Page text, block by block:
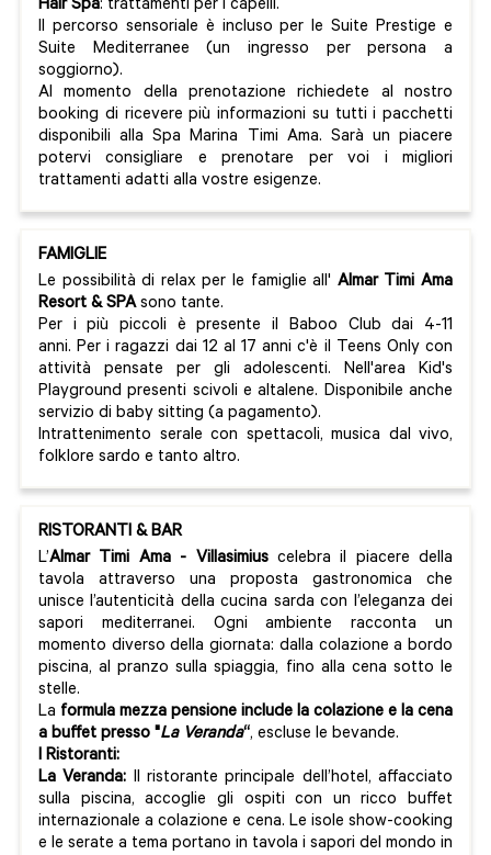
Hair Spa: trattamenti per i capelli.
Il percorso sensoriale è incluso per le Suite Prestige e
Suite Mediterranee (un ingresso per persona a
soggiorno).
Al momento della prenotazione richiedete al nostro
booking di ricevere più informazioni su tutti i pacchetti
disponibili alla Spa Marina Timi Ama. Sarà un piacere
potervi consigliare e prenotare per voi i migliori
trattamenti adatti alla vostre esigenze.
FAMIGLIE
Le possibilità di relax per le famiglie all' Almar Timi Ama
Resort & SPAsono tante.
Per i più piccoli è presente il Baboo Club dai 4-11
anni. Per i ragazzi dai 12 al 17 anni c'è il Teens Only con
attività pensate per gli adolescenti. Nell'area Kid's
Playground presenti scivoli e altalene. Disponibile anche
servizio di baby sitting (a pagamento).
Intrattenimento serale con spettacoli, musica dal vivo,
folklore sardo e tanto altro.
RISTORANTI & BAR
L’Almar Timi Ama - Villasimiuscelebra il piacere della
tavola attraverso una proposta gastronomica che
unisce l’autenticità della cucina sarda con l’eleganza dei
sapori mediterranei. Ogni ambiente racconta un
momento diverso della giornata: dalla colazione a bordo
piscina, al pranzo sulla spiaggia, fino alla cena sotto le
stelle.
La formula mezza pensione include la colazione e la cena
a buffet presso "La Veranda“, escluse le bevande.
I Ristoranti:
La Veranda: Il ristorante principale dell’hotel, affacciato
sulla piscina, accoglie gli ospiti con un ricco buffet
internazionale a colazione e cena. Le isole show-cooking
e le serate a tema portano in tavola i sapori del mondo in